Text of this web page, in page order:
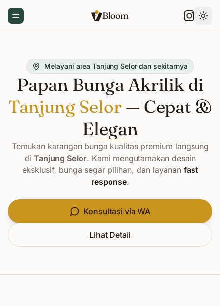
Toggle Menu Bloom
Melayani area Tanjung Selor dan sekitarnya
Papan Bunga Akrilik di
Tanjung Selor — Cepat &
Elegan
Temukan karangan bunga kualitas premium langsung
di Tanjung Selor. Kami mengutamakan desain
eksklusif, bunga segar pilihan, dan layanan fast
response.
Konsultasi via WA
Lihat Detail